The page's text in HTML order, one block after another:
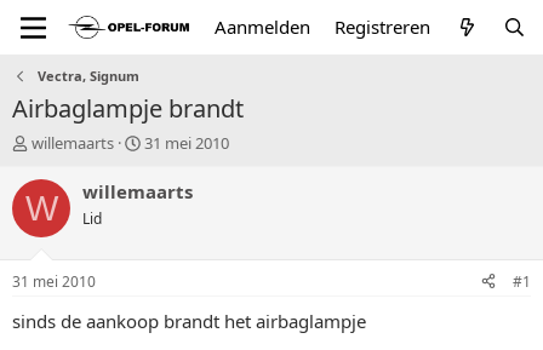
Aanmelden Registreren
Vectra, Signum
Airbaglampje brandt
T
p
i
a
r
willemaarts
S
a
u
m
31 mei 2010
W willemaarts
Lid
31 mei 2010 #1
sinds de aankoop brandt het airbaglampje